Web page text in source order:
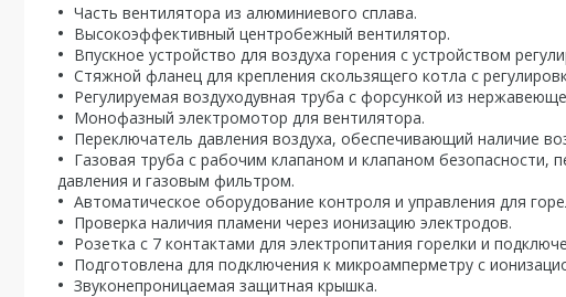
Часть вентилятора из алюминиевого сплава.
Высокоэффективный центробежный вентилятор.
Впускное устройство для воздуха горения с устройством
Стяжной фланец для крепления скользящего котла с
Регулируемая воздуходувная труба с форсункой из
Монофазный электромотор для вентилятора.
Переключатель давления воздуха, обеспечивающий наличие
Газовая труба с рабочим клапаном и клапаном безопасности,
давления и газовым фильтром.
Автоматическое оборудование контроля и управления для
Проверка наличия пламени через ионизацию электродов.
Розетка с 7 контактами для электропитания горелки и
Подготовлена для подключения к микроамперметру с
Звуконепроницаемая защитная крышка.